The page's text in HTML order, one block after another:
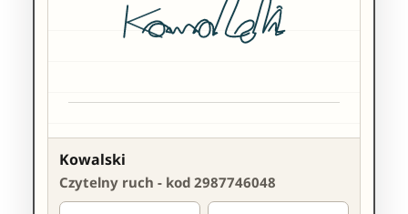
Kowalski
Czytelny ruch - kod 2987746048